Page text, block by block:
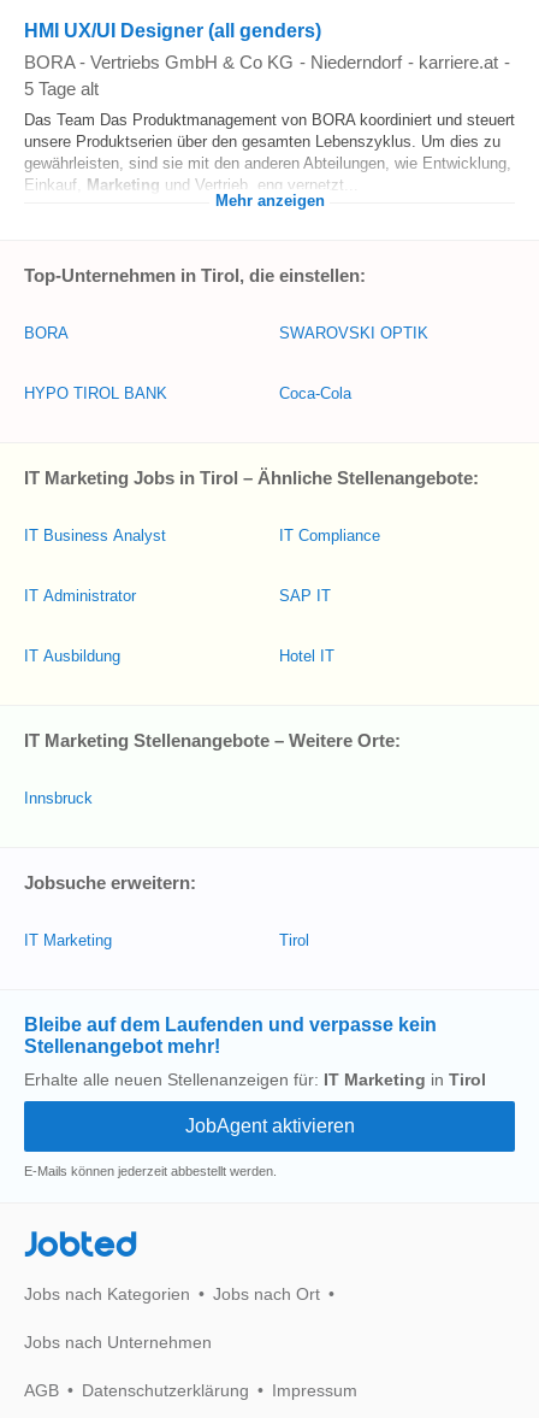
HMI UX/UI Designer (all genders)
BORA - Vertriebs GmbH & Co KG - Niederndorf - karriere.at -
5 Tage alt
Das Team Das Produktmanagement von BORA koordiniert und steuert
unsere Produktserien über den gesamten Lebenszyklus. Um dies zu
gewährleisten, sind sie mit den anderen Abteilungen, wie Entwicklung,
Einkauf, Marketing und Vertrieb, eng vernetzt...
Mehr anzeigen
Top-Unternehmen in Tirol, die einstellen:
BORA
HYPO TIROL BANK
SWAROVSKI OPTIK
Coca-Cola
IT Marketing Jobs in Tirol – Ähnliche Stellenangebote:
IT Business Analyst
IT Administrator
IT Ausbildung
IT Compliance
SAP IT
Hotel IT
IT Marketing Stellenangebote – Weitere Orte:
Innsbruck
Jobsuche erweitern:
IT Marketing Tirol
Bleibe auf dem Laufenden und verpasse kein
Stellenangebot mehr!
Erhalte alle neuen Stellenanzeigen für: IT Marketing in Tirol
E-Mails können jederzeit abbestellt werden.
Jobted
Jobs nach Kategorien Jobs nach Ort
Jobs nach Unternehmen
AGB Datenschutzerklärung Impressum